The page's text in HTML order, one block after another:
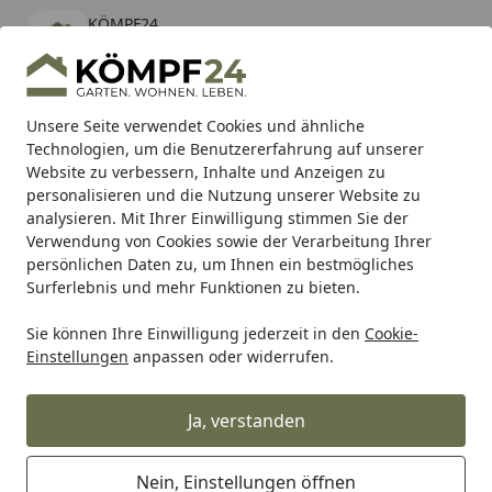
Unsere Seite verwendet Cookies und ähnliche
Technologien, um die Benutzererfahrung auf unserer
Website zu verbessern, Inhalte und Anzeigen zu
personalisieren und die Nutzung unserer Website zu
analysieren. Mit Ihrer Einwilligung stimmen Sie der
Verwendung von Cookies sowie der Verarbeitung Ihrer
persönlichen Daten zu, um Ihnen ein bestmögliches
Surferlebnis und mehr Funktionen zu bieten.
Sie können Ihre Einwilligung jederzeit in den Cookie-
Einstellungen anpassen oder widerrufen.
Ja, verstanden
Nein, Einstellungen öffnen
KÖMPF24
kostenlos - Im App Store
Hotline
Alle Produkte
Mein Konto
Suchen
Karibu Pools inkl. gratis Sandfilteranlage & Pool-
Starterset (Gesamtwert bis 468,99€)
Startseite
Maschinen & Werkstatt Elektrowerkzeuge Weitere
Weitere Elektrowerkzeuge
Wählen Sie Ihre Wunschkategorie